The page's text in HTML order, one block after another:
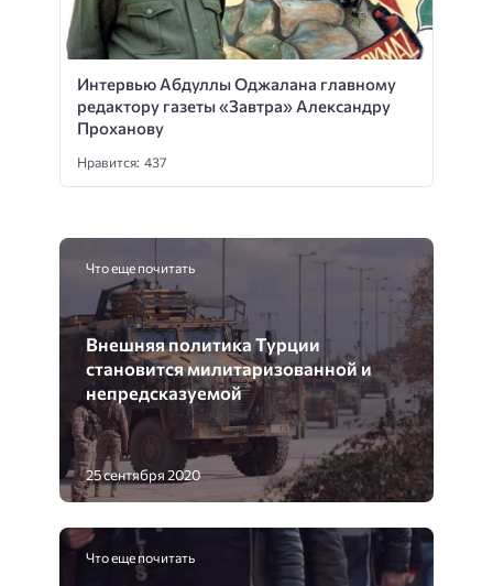
Интервью Абдуллы Оджалана главному
редактору газеты «Завтра» Александру
Проханову
Нравится: 437
Что еще почитать
Внешняя политика Турции
становится милитаризованной и
непредсказуемой
25 сентября 2020
Что еще почитать